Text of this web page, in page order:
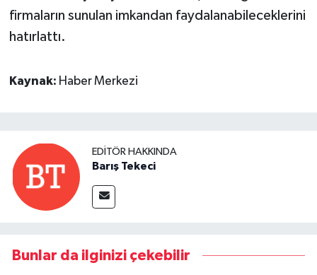
firmaların sunulan imkandan faydalanabileceklerini
hatırlattı.
Kaynak: Haber Merkezi
EDITÖR HAKKINDA
Barış Tekeci
Bunlar da ilginizi çekebilir